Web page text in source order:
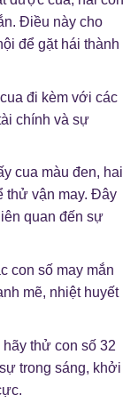
Điều này cho
để gặt hái thành
đi kèm với các
chính và sự
cua màu đen, hai
thử vận may. Đây
quan đến sự
con số may mắn
mẽ, nhiệt huyết
hãy thử con số 32
trong sáng, khởi